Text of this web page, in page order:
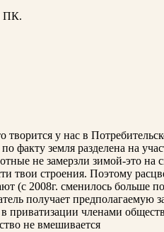
ПК.
у нас в
земля разделена на
не замерзли зимой-это на
твои строения. Поэтому
(с 2008г. сменилось больше
получает предполагаемую
членами
не вмешивается